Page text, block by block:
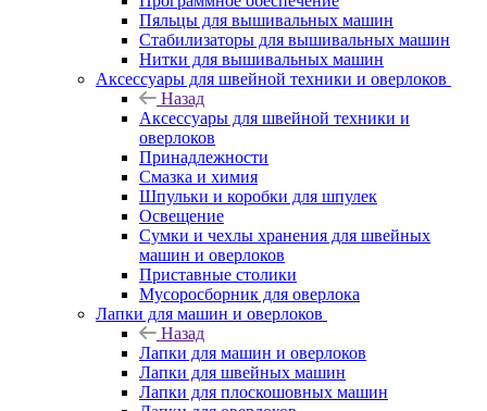
Пяльцы для вышивальных машин
Стабилизаторы для вышивальных машин
Нитки для вышивальных машин
Аксессуары для швейной техники и оверлоков
Назад
Аксессуары для швейной техники и
оверлоков
Принадлежности
Смазка и химия
Шпульки и коробки для шпулек
Освещение
Сумки и чехлы хранения для швейных
машин и оверлоков
Приставные столики
Мусоросборник для оверлока
Лапки для машин и оверлоков
Назад
Лапки для машин и оверлоков
Лапки для швейных машин
Лапки для плоскошовных машин